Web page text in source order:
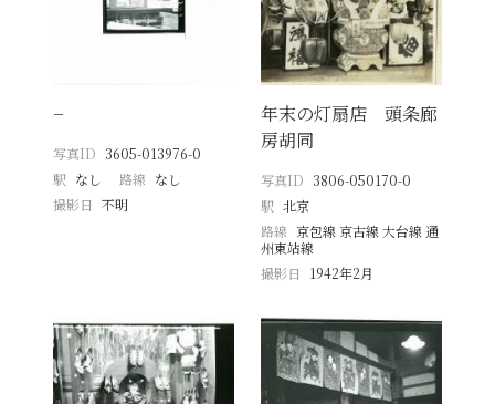
−
写真ID 3605-013976-0
駅 なし 路線 なし
撮影日
不明
年末の灯扇店 頭条廊
房胡同
写真ID 3806-050170-0
駅 北京
路線 京包線 京古線 大台線 通
州東站線
撮影日
1942年2月